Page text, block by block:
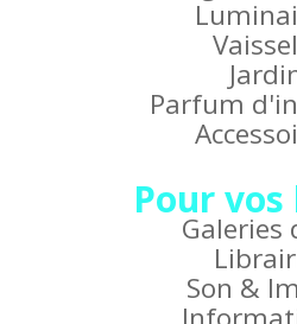
Parfum
Pour
Galeries
Son &